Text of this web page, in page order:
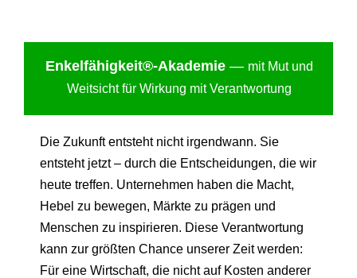
Enkelfähigkeit®-Akademie — mit Mut und
Weitsicht für Wirkung mit Verantwortung
Die Zukunft entsteht nicht irgendwann. Sie
entsteht jetzt – durch die Entscheidungen, die wir
heute treffen. Unternehmen haben die Macht,
Hebel zu bewegen, Märkte zu prägen und
Menschen zu inspirieren. Diese Verantwortung
kann zur größten Chance unserer Zeit werden:
Für eine Wirtschaft, die nicht auf Kosten anderer